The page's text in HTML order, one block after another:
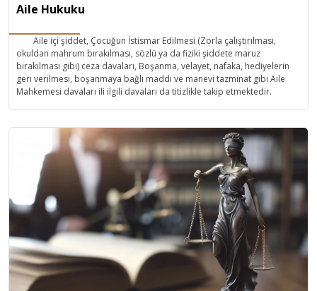
Aile Hukuku
Aile içi şiddet, Çocuğun İstismar Edilmesi (Zorla çalıştırılması,
okuldan mahrum bırakılması, sözlü ya da fiziki şiddete maruz
bırakılması gibi) ceza davaları, Boşanma, velayet, nafaka, hediyelerin
geri verilmesi, boşanmaya bağlı maddi ve manevi tazminat gibi Aile
Mahkemesi davaları ili ilgili davaları da titizlikle takip etmektedir.